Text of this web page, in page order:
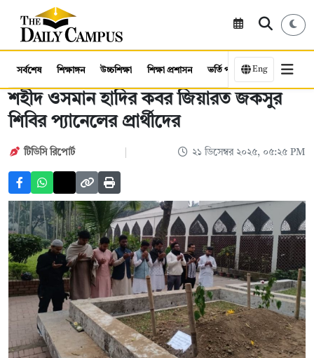
সর্বশেষ শিক্ষাঙ্গন উচ্চশিক্ষা শিক্ষা প্রশাসন ভর্তি পরীক্ষা কর্মসংস্থান
Eng
শহীদ ওসমান হাদির কবর জিয়ারত জকসুর
শিবির প্যানেলের প্রার্থীদের
টিডিসি রিপোর্ট ২১ ডিসেম্বর ২০২৫, ০৫:২৫ PM